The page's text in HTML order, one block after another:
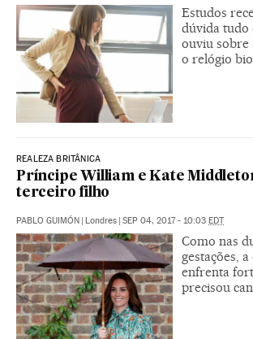
Estudos
dúvida tudo
ouviu sobre
o relógio
REALEZA BRITÂNICA
Príncipe William e Kate
terceiro filho
PABLO GUIMÓN | Londres | SEP 04, 2017 - 10:03 EDT
Como nas
gestações,
enfrenta
precisou